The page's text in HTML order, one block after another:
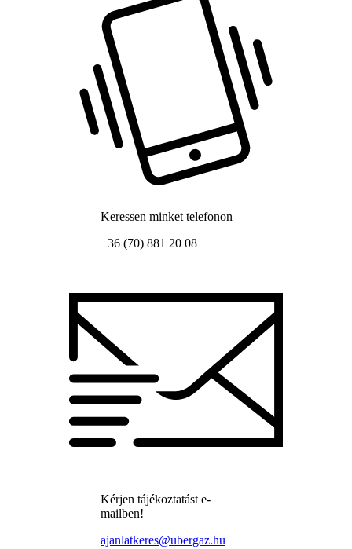
Keressen minket telefonon
+36 (70) 881 20 08
Kérjen tájékoztatást e-
mailben!
ajanlatkeres@ubergaz.hu